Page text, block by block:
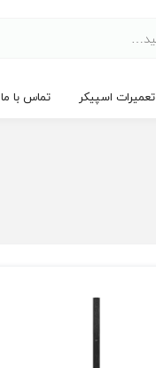
تعمیرات اسپیکر تماس با ما